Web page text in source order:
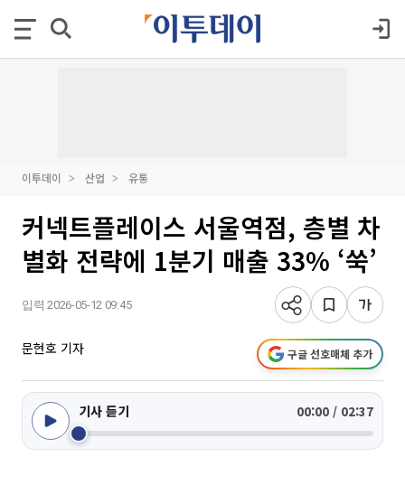
이투데이 산업 유통
커넥트플레이스 서울역점, 층별 차
별화 전략에 1분기 매출 33% ‘쑥’
입력 2026-05-12 09:45
문현호 기자 구글 선호매체 추가
기사 듣기 00:00 / 02:37